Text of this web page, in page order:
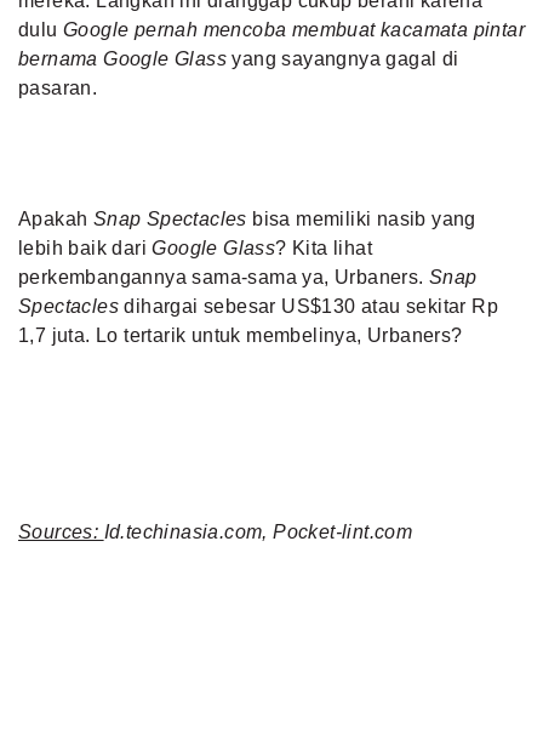
dulu Google pernah mencoba membuat kacamata pintar
bernama Google Glass yang sayangnya gagal di
pasaran.
Apakah Snap Spectacles bisa memiliki nasib yang
lebih baik dariGoogle Glass? Kita lihat
perkembangannya sama-sama ya, Urbaners. Snap
Spectaclesdihargai sebesar US$130 atau sekitar Rp
1,7 juta. Lo tertarik untuk membelinya, Urbaners?
Sources: Id.techinasia.com, Pocket-lint.com